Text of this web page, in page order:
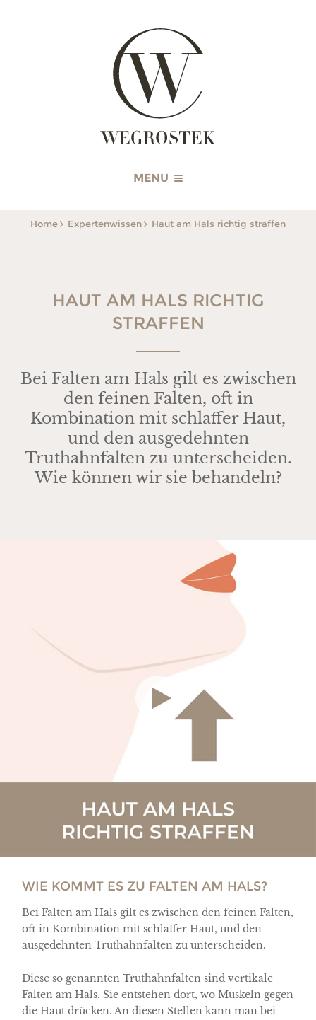
WEGROSTEK
MENU
Home Expertenwissen Haut am Hals richtig straffen
HAUT AM HALS RICHTIG
STRAFFEN
Bei Falten am Hals gilt es zwischen
den feinen Falten, oft in
Kombination mit schlaffer Haut,
und den ausgedehnten
Truthahnfalten zu unterscheiden.
Wie können wir sie behandeln?
WIE KOMMT ES ZU FALTEN AM HALS?
Bei Falten am Hals gilt es zwischen den feinen Falten,
oft in Kombination mit schlaffer Haut, und den
ausgedehnten Truthahnfalten zu unterscheiden.
Diese so genannten Truthahnfalten sind vertikale
Falten am Hals. Sie entstehen dort, wo Muskeln gegen
die Haut drücken. An diesen Stellen kann man bei